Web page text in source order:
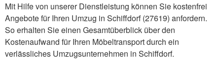
Mit Hilfe von unserer Dienstleistung können Sie kostenfrei
Angebote für Ihren Umzug in Schiffdorf (27619) anfordern.
So erhalten Sie einen Gesamtüberblick über den
Kostenaufwand für Ihren Möbeltransport durch ein
verlässliches Umzugsunternehmen in Schiffdorf.